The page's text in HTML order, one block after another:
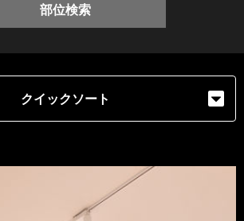
部位検索
クイックソート